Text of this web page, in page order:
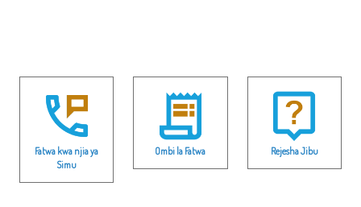
Fatwa kwa njia ya
Simu
Ombi la Fatwa Rejesha Jibu